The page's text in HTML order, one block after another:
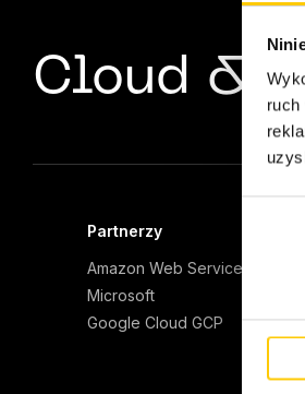
Cloud &
Partnerzy
Amazon Web Services
Microsoft
Google Cloud GCP